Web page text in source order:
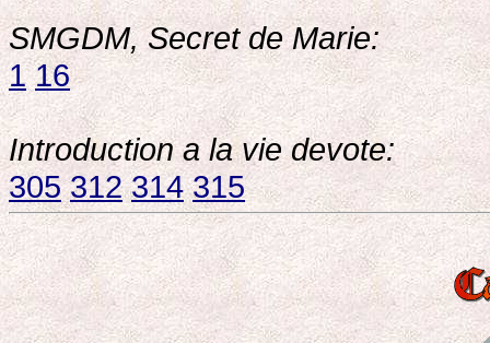
SMGDM, Secret de Marie:
1 16
Introduction a la vie devote:
305 312 314 315